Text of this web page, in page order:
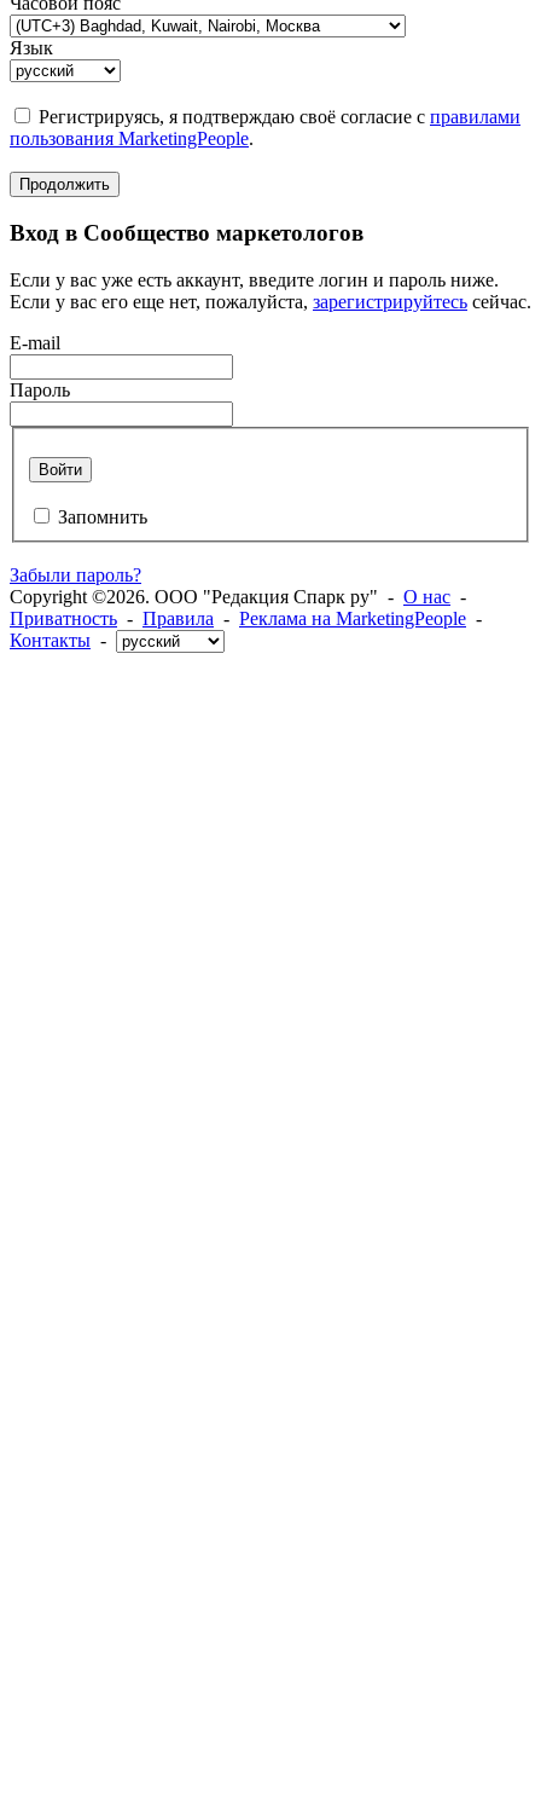
Язык
Регистрируясь, я подтверждаю своё согласие с правилами
пользования MarketingPeople.
Продолжить
Вход в Сообщество маркетологов
Если у вас уже есть аккаунт, введите логин и пароль ниже.
Если у вас его еще нет, пожалуйста, зарегистрируйтесь сейчас.
E-mail
Пароль
Войти
Запомнить
Забыли пароль?
Copyright ©2026. ООО "Редакция Спарк ру" - О нас -
Приватность - Правила - Реклама на MarketingPeople -
Контакты -